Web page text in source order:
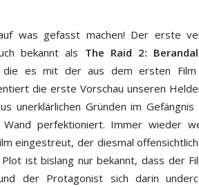
was gefasst machen! Der erste
bekannt als The Raid 2: Berandal
die es mit der aus dem ersten Film
die erste Vorschau unseren
unerklärlichen Gründen im Gefängnis
perfektioniert. Immer wieder
eingestreut, der diesmal
ist bislang nur bekannt, dass der
der Protagonist sich darin